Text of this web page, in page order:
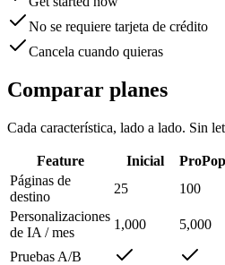
No se requiere tarjeta de crédito
Cancela cuando quieras
Comparar planes
Cada característica, lado a lado. Sin
Feature Inicial Pro
Páginas de
destino
25 100
Personalizaciones
de IA / mes
1,000 5,000
Pruebas A/B